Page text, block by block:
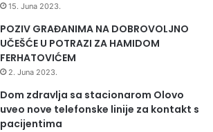
15. Juna 2023.
POZIV GRAĐANIMA NA DOBROVOLJNO
UČEŠĆE U POTRAZI ZA HAMIDOM
FERHATOVIĆEM
2. Juna 2023.
Dom zdravlja sa stacionarom Olovo
uveo nove telefonske linije za kontakt s
pacijentima